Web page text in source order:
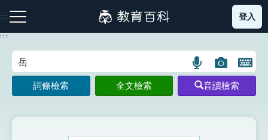
到
主
:::
注音索引圖示 筆畫索引圖示 部首索引表圖示
登入
:::
語
言
搜
示
圖
片
搜
開
鍵
圖
詞條檢索 全文檢索 音讀檢索